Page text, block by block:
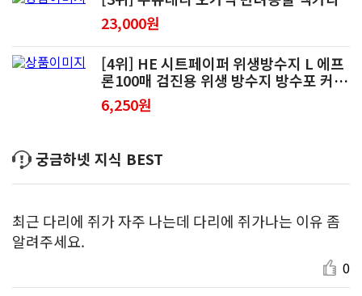
23,000원
[4위] HE 시트페이퍼 위생방수지 L 에프
론100매 검진용 위생 방수지 방수포 커버
시트 일회용베개커버
6,250원
궁금하넷 지식 BEST
최근 다리에 쥐가 자주 나는데 다리에 쥐가나는 이유 좀
알려주세요.
0